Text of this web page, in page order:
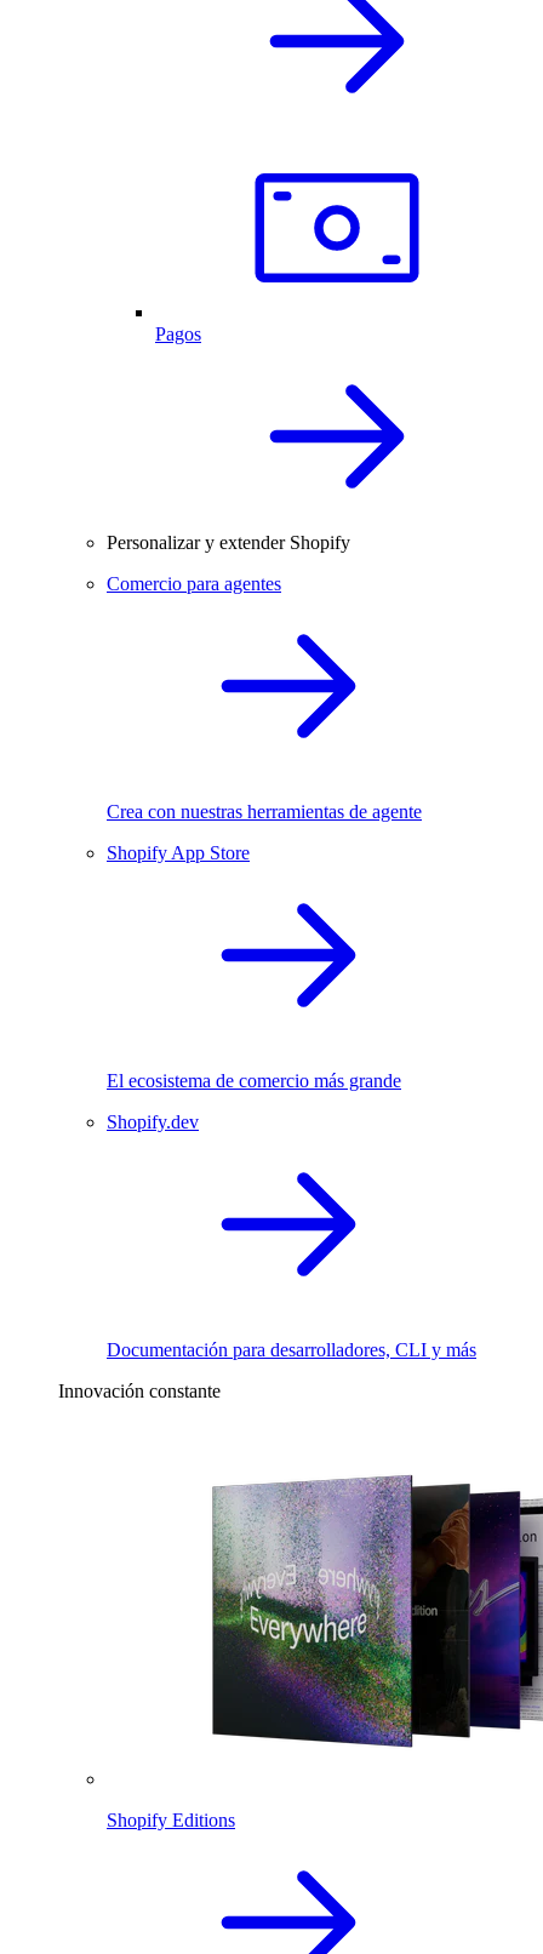
Pagos
Personalizar y extender Shopify
Comercio para agentes
Crea con nuestras herramientas de agente
Shopify App Store
El ecosistema de comercio más grande
Shopify.dev
Documentación para desarrolladores, CLI y más
Innovación constante
Shopify Editions